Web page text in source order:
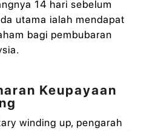
14 hari sebelum
utama ialah mendapat
bagi pembubaran
Keupayaan
winding up, pengarah